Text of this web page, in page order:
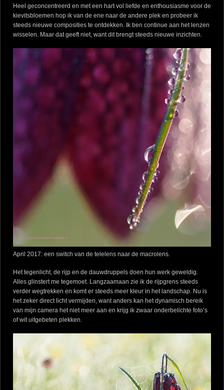
Heel geconcentreerd en met een hart vol liefde en enthousiasme voor de
kievitsbloemen hop ik van de ene naar de andere plek en probeer ik
steeds nieuwe composities te ontdekken. Ik ben continue aan het lenzen
wisselen. Maar dat geeft niet, want dit brengt steeds nieuwe inzichten.
April 2017: een switch van de telelens naar de macrolens.
Het tegenlicht, de rijp en de dauwdruppels doen hun werk geweldig.
Alles glinstert me tegemoet. Langzaamaan zie ik de rijpgrens steeds
verder wegtrekken en komt er steeds meer kleur in het landschap. Nu is
het zeker direct licht vermijden, want anders kan het dynamisch bereik
van mijn camera het niet meer aan en krijg ik zwaar onderbelichte foto’s
of wit uitgebeten plekken.